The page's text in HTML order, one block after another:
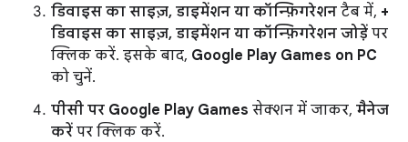
डिवाइस का साइज़, डाइमेंशन या कॉन्फ़िगरेशन टैब में, +
डिवाइस का साइज़, डाइमेंशन या कॉन्फ़िगरेशन जोड़ें पर
क्लिक करें. इसके बाद, Google Play Games on PC
को चुनें.
पीसी पर Google Play Games सेक्शन में जाकर, मैनेज
करें पर क्लिक करें.